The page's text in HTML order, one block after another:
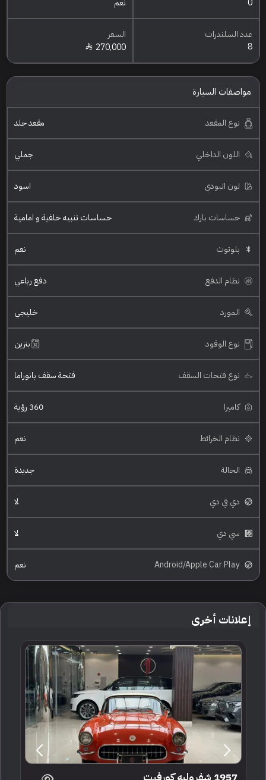
عدد السلندرات
8
السعر
270,000
مواصفات السيارة
نوع المقعد مقعد جلد
اللون الداخلي جملي
لون البودي اسود
حساسات بارك حساسات تنبيه خلفية و امامية
بلوتوث نعم
نظام الدفع دفع رباعي
المورد خليجي
نوع الوقود بنزين
نوع فتحات السقف فتحة سقف بانوراما
كاميرا 360 رؤية
نظام الخرائط نعم
الحالة جديدة
دي في دي لا
سي دي لا
Android/Apple Car Play نعم
إعلانات أخرى
1957 شفروليه كورفيت